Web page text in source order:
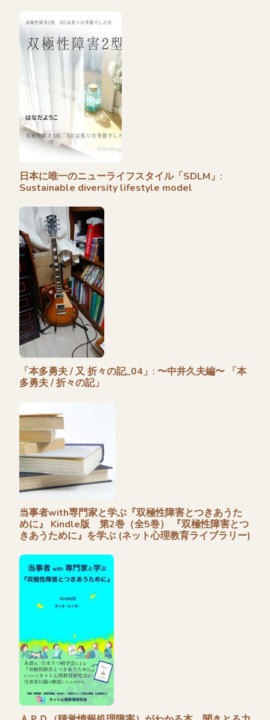
日本に唯一のニューライフスタイル「SDLM」:
Sustainable diversity lifestyle model
「本多勇夫 / 又 折々の記_04」: 〜中井久夫編〜 「本
多勇夫 / 折々の記」
当事者with専門家と学ぶ『双極性障害とつきあうた
めに』 Kindle版 第2巻（全5巻） 『双極性障害とつ
きあうために』を学ぶ (ネット心理教育ライブラリー)